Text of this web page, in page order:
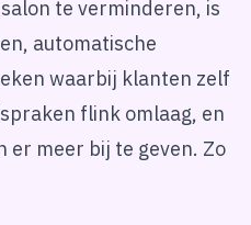
te verminderen, is
automatische
waarbij klanten zelf
flink omlaag, en
er meer bij te geven. Zo